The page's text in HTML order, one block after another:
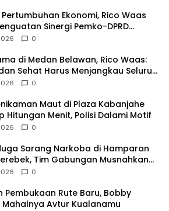
Ekonomi, Rico Waas
Sinergi Pemko-DPRD
0
di Medan Belawan, Rico Waas:
Sehat Harus Menjangkau Seluruh
Medan
0
Maut di Plaza Kabanjahe
Hitungan Menit, Polisi Dalami Motif
0
Sarang Narkoba di Hamparan
Tim Gabungan Musnahkan
0
Pembukaan Rute Baru, Bobby
Mahalnya Avtur Kualanamu